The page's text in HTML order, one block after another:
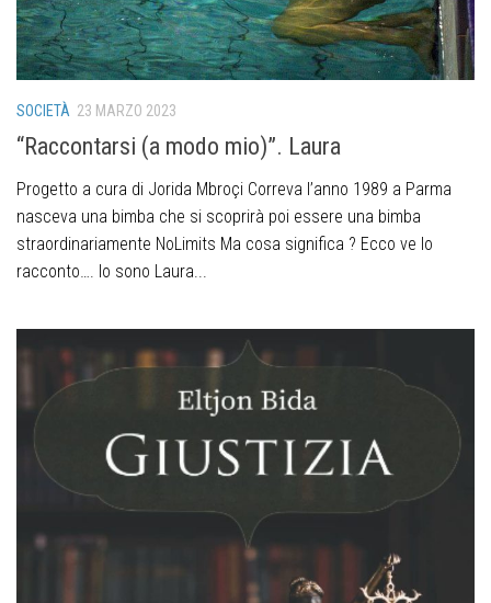
SOCIETÀ 23 MARZO 2023
“Raccontarsi (a modo mio)”. Laura
Progetto a cura di Jorida Mbroçi Correva l’anno 1989 a Parma
nasceva una bimba che si scoprirà poi essere una bimba
straordinariamente NoLimits Ma cosa significa ? Ecco ve lo
racconto…. Io sono Laura...